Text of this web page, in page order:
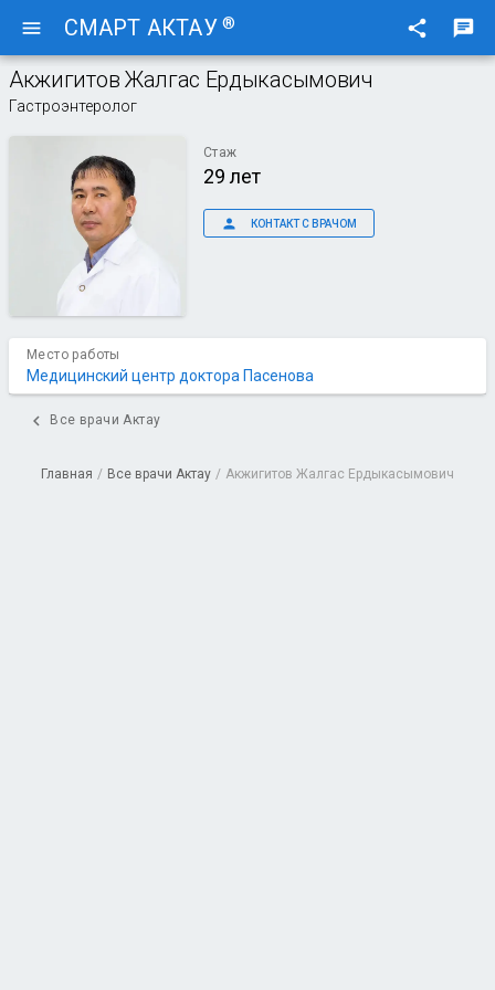
menu СМАРТ АКТАУ ® share chat
Акжигитов Жалгас Ердыкасымович
Гастроэнтеролог
Стаж
29 лет
person КОНТАКТ С ВРАЧОМ
Место работы
Медицинский центр доктора Пасенова
chevron_left Все врачи Актау
Главная / Все врачи Актау / Акжигитов Жалгас Ердыкасымович